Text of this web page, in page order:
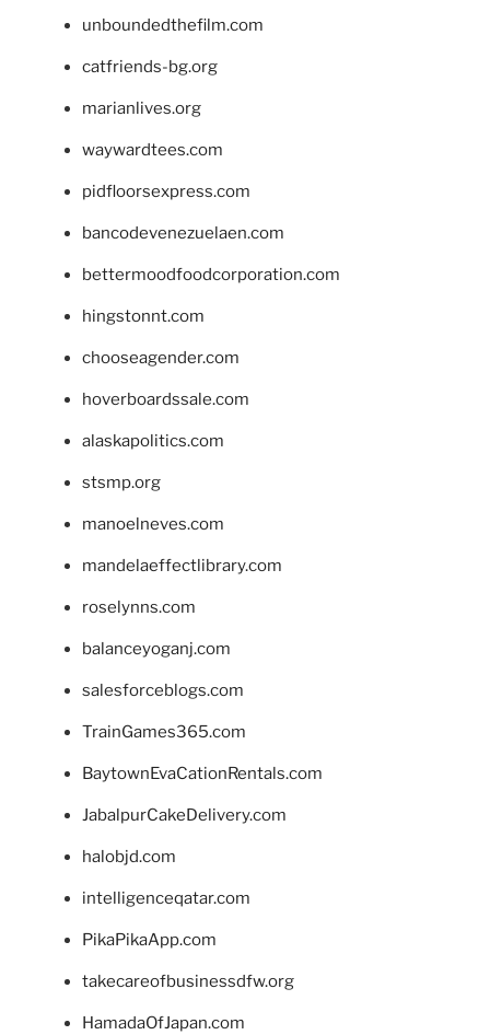
unboundedthefilm.com
catfriends-bg.org
marianlives.org
waywardtees.com
pidfloorsexpress.com
bancodevenezuelaen.com
bettermoodfoodcorporation.com
hingstonnt.com
chooseagender.com
hoverboardssale.com
alaskapolitics.com
stsmp.org
manoelneves.com
mandelaeffectlibrary.com
roselynns.com
balanceyoganj.com
salesforceblogs.com
TrainGames365.com
BaytownEvaCationRentals.com
JabalpurCakeDelivery.com
halobjd.com
intelligenceqatar.com
PikaPikaApp.com
takecareofbusinessdfw.org
HamadaOfJapan.com